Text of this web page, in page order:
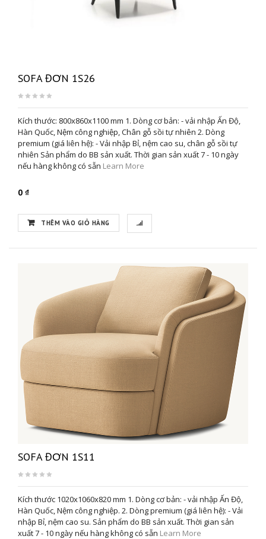
SOFA ĐƠN 1S26
Kích thước: 800x860x1100 mm 1. Dòng cơ bản: - vải nhập Ấn Độ,
Hàn Quốc, Nệm công nghiệp, Chân gỗ sồi tự nhiên 2. Dòng
premium (giá liên hệ): - Vải nhập Bỉ, nệm cao su, chân gỗ sồi tự
nhiên Sản phẩm do BB sản xuất. Thời gian sản xuất 7 - 10 ngày
nếu hàng không có sẵn Learn More
0 ₫
THÊM VÀO GIỎ HÀNG
SOFA ĐƠN 1S11
Kích thước 1020x1060x820 mm 1. Dòng cơ bản: - vải nhập Ấn Độ,
Hàn Quốc, Nệm công nghiệp. 2. Dòng premium (giá liên hệ): - Vải
nhập Bỉ, nệm cao su. Sản phẩm do BB sản xuất. Thời gian sản
xuất 7 - 10 ngày nếu hàng không có sẵn Learn More